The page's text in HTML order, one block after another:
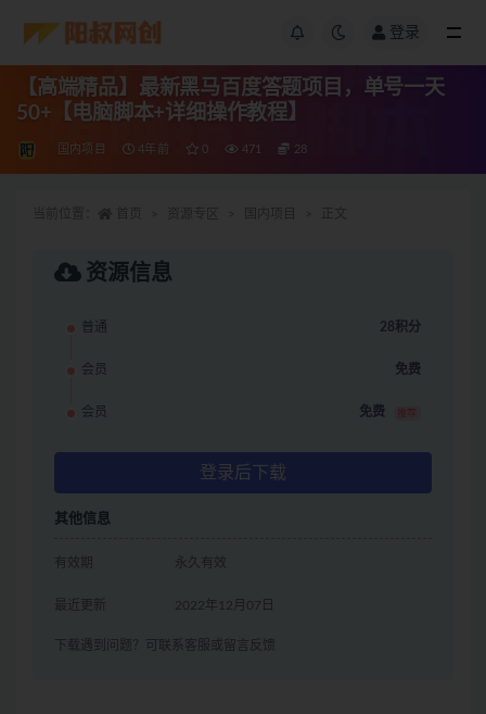
登录
【高端精品】最新黑马百度答题项目，单号一天
50+【电脑脚本+详细操作教程】
国内项目 4年前 0 471 28
资源信息
普通 28积分
会员 免费
会员 免费 推荐
登录后下载
其他信息
有效期 永久有效
最近更新 2022年12月07日
下载遇到问题？可联系客服或留言反馈